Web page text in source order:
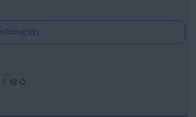
Información